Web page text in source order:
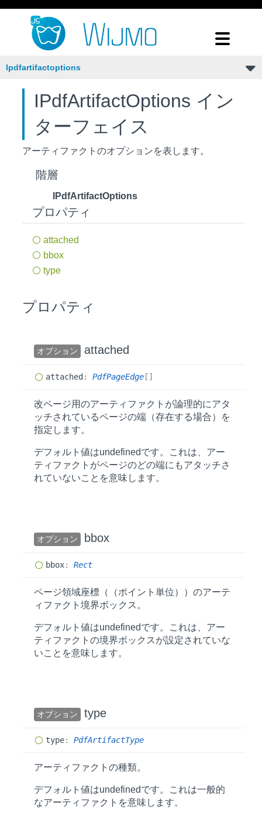
Ipdfartifactoptions
IPdfArtifactOptions イン
ターフェイス
アーティファクトのオプションを表します。
階層
IPdfArtifactOptions
プロパティ
attached
bbox
type
プロパティ
オプション attached
attached : PdfPageEdge []
改ページ用のアーティファクトが論理的にアタ
ッチされているページの端（存在する場合）を
指定します。
デフォルト値はundefinedです。これは、アー
ティファクトがページのどの端にもアタッチさ
れていないことを意味します。
オプション bbox
bbox: Rect
ページ領域座標（（ポイント単位））のアーテ
ィファクト境界ボックス。
デフォルト値はundefinedです。これは、アー
ティファクトの境界ボックスが設定されていな
いことを意味します。
オプション type
type: PdfArtifactType
アーティファクトの種類。
デフォルト値はundefinedです。これは一般的
なアーティファクトを意味します。